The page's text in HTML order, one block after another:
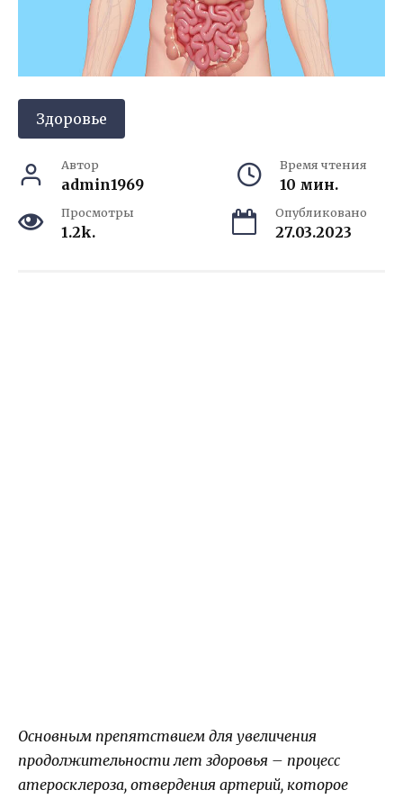
Здоровье
Автор
admin1969
Время чтения
10 мин.
Просмотры
1.2k.
Опубликовано
27.03.2023
Основным препятствием для увеличения
продолжительности лет здоровья – процесс
атеросклероза, отвердения артерий, которое